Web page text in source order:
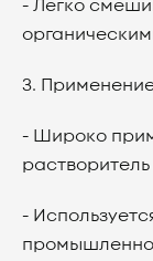
- Легко
3.
- Широко
-